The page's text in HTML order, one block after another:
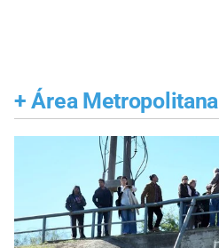
+ Área Metropolitana